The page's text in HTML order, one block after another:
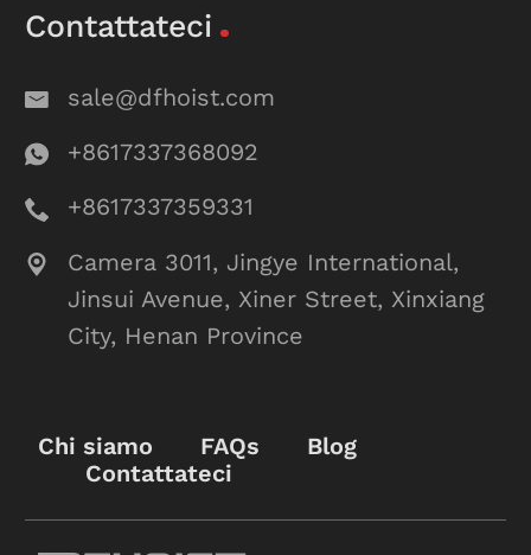
Contattateci
sale@dfhoist.com
+8617337368092
+8617337359331
Camera 3011, Jingye International,
Jinsui Avenue, Xiner Street, Xinxiang
City, Henan Province
Chi siamo FAQs
Blog
Contattateci